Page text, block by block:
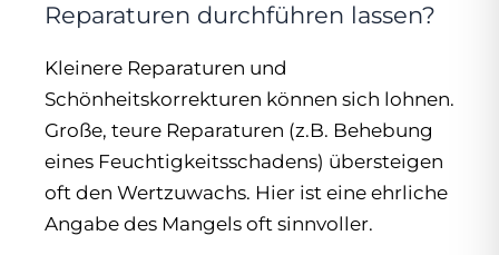
Reparaturen durchführen lassen?
Kleinere Reparaturen und
Schönheitskorrekturen können sich lohnen.
Große, teure Reparaturen (z.B. Behebung
eines Feuchtigkeitsschadens) übersteigen
oft den Wertzuwachs. Hier ist eine ehrliche
Angabe des Mangels oft sinnvoller.